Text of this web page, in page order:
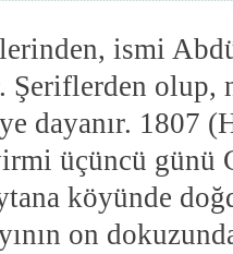
ismi
olup,
dayanır. 1807
üçüncü günü
köyünde
on